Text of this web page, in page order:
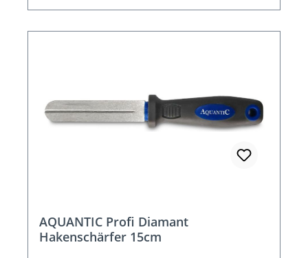
AQUANTIC Profi Diamant
Hakenschärfer 15cm